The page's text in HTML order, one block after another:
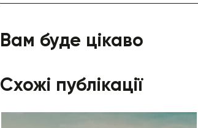
Вам буде цікаво
Схожі публікації